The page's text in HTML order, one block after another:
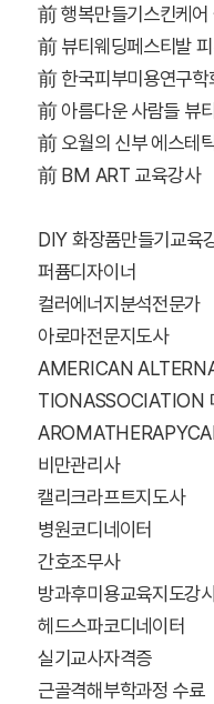
前 행복만들기스킨케어
前 뷰티웨딩페스티발
前 한국피부미용연구학
前 아름다운 사람들 뷰
前 오월의 신부 에스테
前 BM ART 교육강사
DIY 화장품만들기교육
퍼퓸디자이너
컬러에너지분석전문가
아로마전문지도사
AMERICAN
TIONASSOCIATION
비만관리사
캘리크라프트지도사
병원코디네이터
간호조무사
방과후미용교육지도강
헤드스파코디네이터
실기교사자격증
근골격해부학과정 수료